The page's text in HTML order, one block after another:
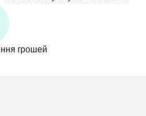
грошей